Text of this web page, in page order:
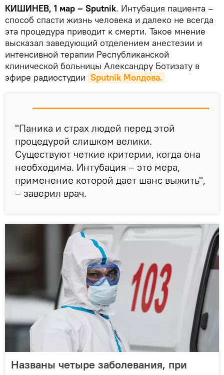
КИШИНЕВ, 1 мар – Sputnik. Интубация пациента –
способ спасти жизнь человека и далеко не всегда
эта процедура приводит к смерти. Такое мнение
высказал заведующий отделением анестезии и
интенсивной терапии Республиканской
клинической больницы Александру Ботизату в
эфире радиостудии Sputnik Молдова.
"Паника и страх людей перед этой
процедурой слишком велики.
Существуют четкие критерии, когда она
необходима. Интубация – это мера,
применение которой дает шанс выжить",
– заверил врач.
Названы четыре заболевания, при